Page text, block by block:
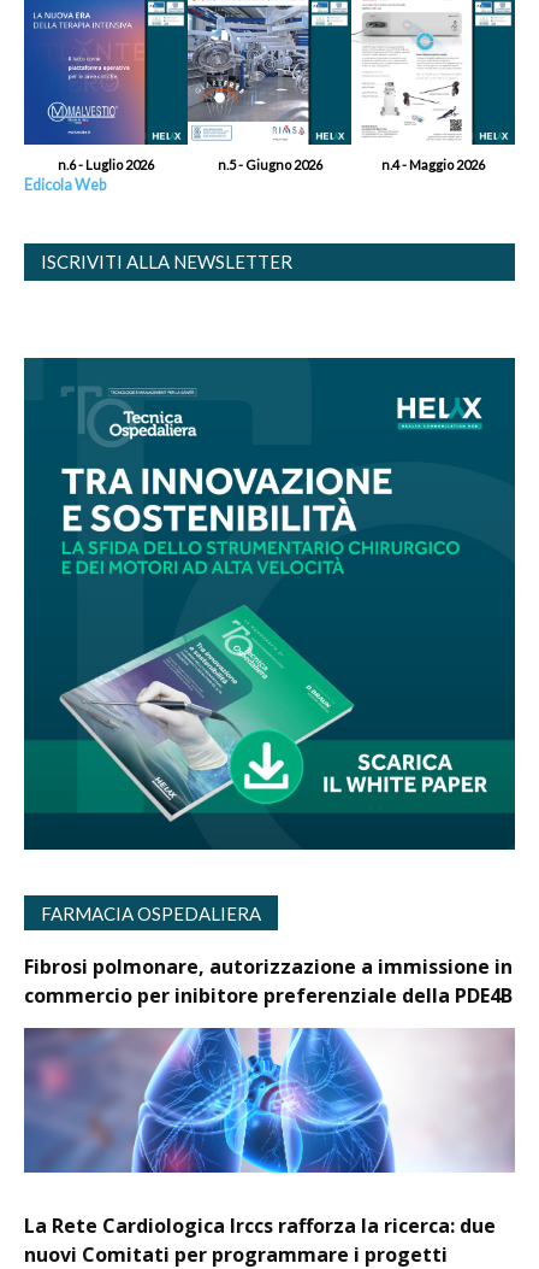
n.6 - Luglio 2026 n.5 - Giugno 2026 n.4 - Maggio 2026
Edicola Web
ISCRIVITI ALLA NEWSLETTER
FARMACIA OSPEDALIERA
Fibrosi polmonare, autorizzazione a immissione in
commercio per inibitore preferenziale della PDE4B
La Rete Cardiologica Irccs rafforza la ricerca: due
nuovi Comitati per programmare i progetti